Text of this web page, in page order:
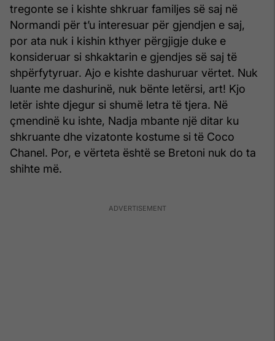
tregonte se i kishte shkruar familjes së saj në
Normandi për t’u interesuar për gjendjen e saj,
por ata nuk i kishin kthyer përgjigje duke e
konsideruar si shkaktarin e gjendjes së saj të
shpërfytyruar. Ajo e kishte dashuruar vërtet. Nuk
luante me dashurinë, nuk bënte letërsi, art! Kjo
letër ishte djegur si shumë letra të tjera. Në
çmendinë ku ishte, Nadja mbante një ditar ku
shkruante dhe vizatonte kostume si të Coco
Chanel. Por, e vërteta është se Bretoni nuk do ta
shihte më.